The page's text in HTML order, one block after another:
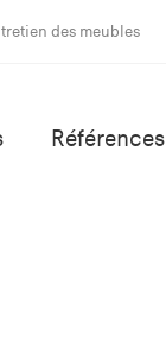
des meubles
Références